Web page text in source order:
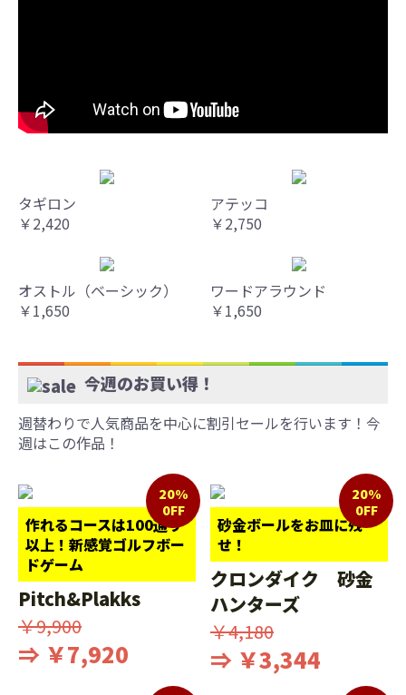
タギロン
￥2,420
アテッコ
￥2,750
オストル（ベーシック）
￥1,650
ワードアラウンド
￥1,650
今週のお買い得！
週替わりで人気商品を中心に割引セールを行います！今
週はこの作品！
作れるコースは100通り
以上！新感覚ゴルフボー
ドゲーム
20%
0FF
Pitch&Plakks
￥9,900
⇒ ￥7,920
砂金ボールをお皿に残
せ！
20%
0FF
クロンダイク 砂金
ハンターズ
￥4,180
⇒ ￥3,344